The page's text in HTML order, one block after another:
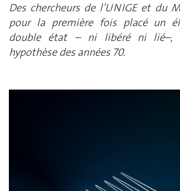
Des chercheurs de l’UNIGE et du
pour la première fois placé un
double état – ni libéré ni lié–,
hypothèse des années 70.